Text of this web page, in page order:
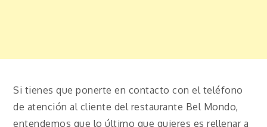
Si tienes que ponerte en contacto con el teléfono
de atención al cliente del restaurante Bel Mondo,
entendemos que lo último que quieres es rellenar a